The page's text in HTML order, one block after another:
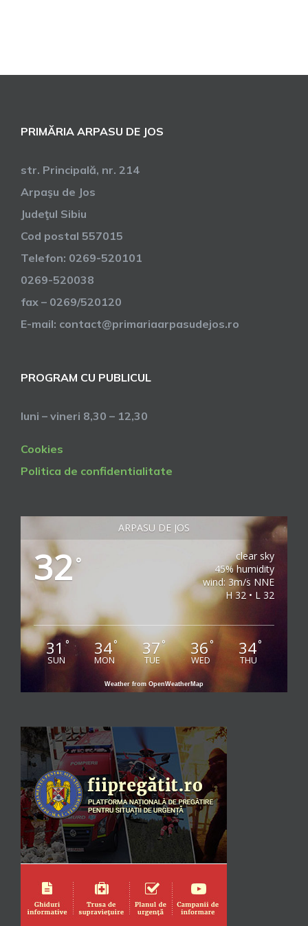
PRIMĂRIA ARPASU DE JOS
str. Principală, nr. 214
Arpaşu de Jos
Judeţul Sibiu
Cod postal 557015
Telefon: 0269-520101
0269-520038
fax – 0269/520120
E-mail: contact@primariaarpasudejos.ro
PROGRAM CU PUBLICUL
luni – vineri 8,30 – 12,30
Cookies
Politica de confidentialitate
ARPASU DE JOS
32°
clear sky
45% humidity
wind: 3m/s NNE
H 32 • L 32
31 °
SUN
34°
MON
37°
TUE
36°
WED
34°
THU
Weather from OpenWeatherMap